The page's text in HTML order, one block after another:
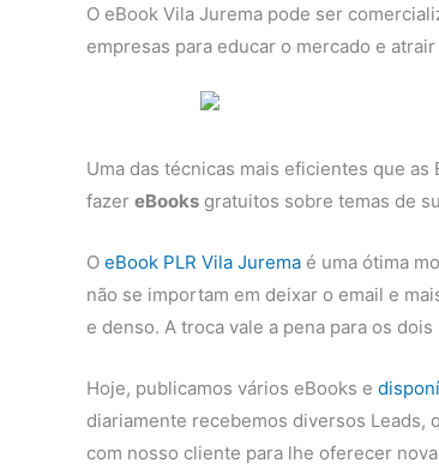
O eBook Vila Jurema pode ser
empresas para educar o mercado e
Uma das técnicas mais eficientes que
fazer eBooks gratuitos sobre temas de
O eBook PLR Vila Jurema é uma ótima
não se importam em deixar o email e
e denso. A troca vale a pena para os
Hoje, publicamos vários eBooks e
diariamente recebemos diversos
com nosso cliente para lhe oferecer